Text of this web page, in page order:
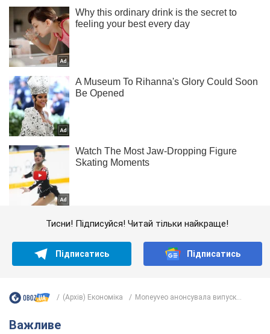
Тисни! Підписуйся! Читай тільки найкраще!
Підписатись Підписатись
(Архів) Економіка Moneyveo анонсувала випуск...
Важливе